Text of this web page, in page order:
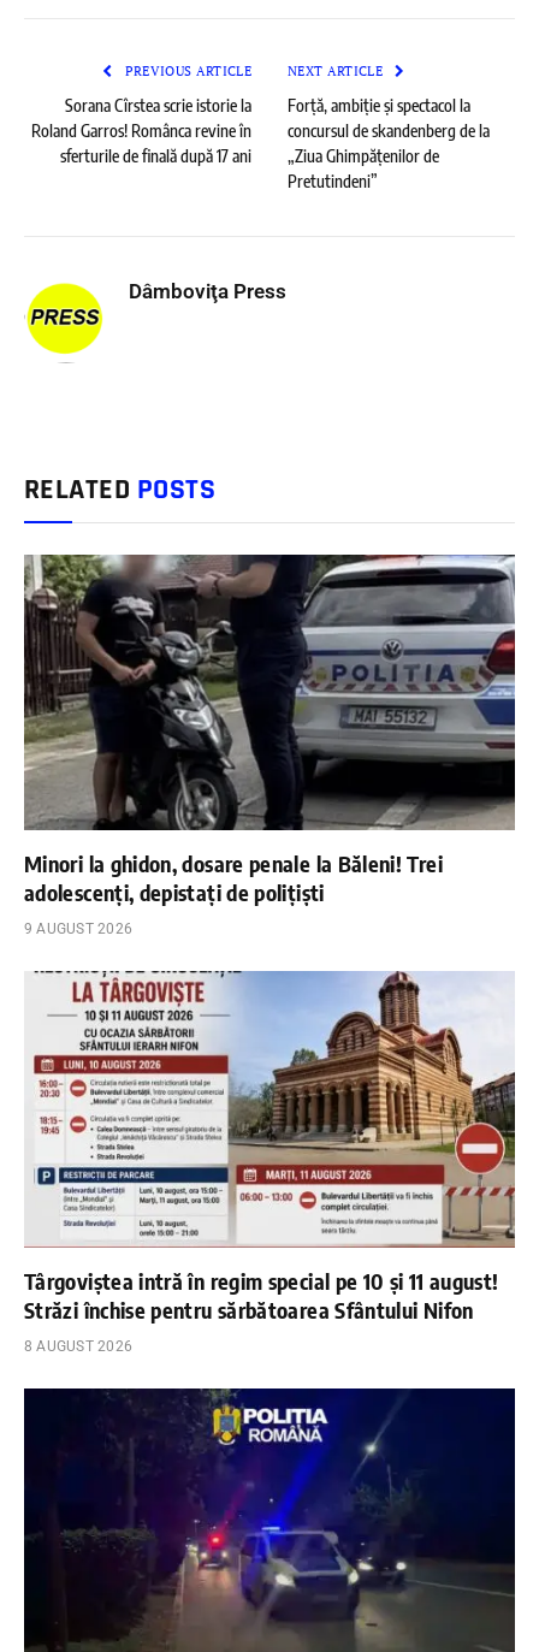
PREVIOUS ARTICLE
Sorana Cîrstea scrie istorie la
Roland Garros! Românca revine în
sferturile de finală după 17 ani
NEXT ARTICLE
Forță, ambiție și spectacol la
concursul de skandenberg de la
„Ziua Ghimpățenilor de
Pretutindeni”
Dâmboviţa Press
RELATED POSTS
Minori la ghidon, dosare penale la Băleni! Trei
adolescenți, depistați de polițiști
9 AUGUST 2026
Târgoviștea intră în regim special pe 10 și 11 august!
Străzi închise pentru sărbătoarea Sfântului Nifon
8 AUGUST 2026